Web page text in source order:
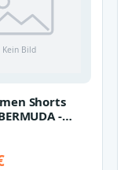
Shorts
-
spring